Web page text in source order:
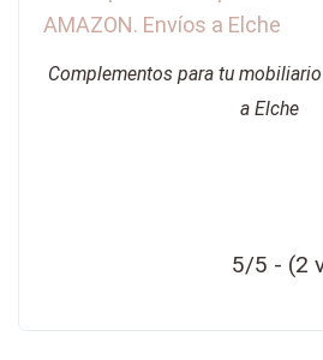
Complementos para tu
a Elche
5/5 - (2